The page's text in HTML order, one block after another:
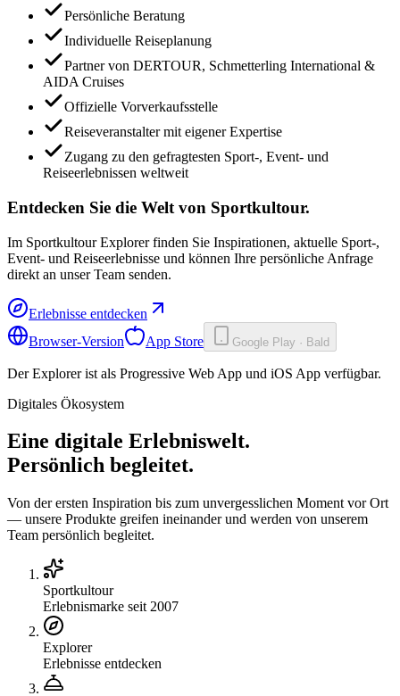
Persönliche Beratung
Individuelle Reiseplanung
Partner von DERTOUR, Schmetterling International &
AIDA Cruises
Offizielle Vorverkaufsstelle
Reiseveranstalter mit eigener Expertise
Zugang zu den gefragtesten Sport-, Event- und
Reiseerlebnissen weltweit
Entdecken Sie die Welt von Sportkultour.
Im Sportkultour Explorer finden Sie Inspirationen, aktuelle Sport-,
Event- und Reiseerlebnisse und können Ihre persönliche Anfrage
direkt an unser Team senden.
Erlebnisse entdecken
Browser-Version
App Store Google Play · Bald
Der Explorer ist als Progressive Web App und iOS App verfügbar.
Digitales Ökosystem
Eine digitale Erlebniswelt.
Persönlich begleitet.
Von der ersten Inspiration bis zum unvergesslichen Moment vor Ort
— unsere Produkte greifen ineinander und werden von unserem
Team persönlich begleitet.
Sportkultour
Erlebnismarke seit 2007
Explorer
Erlebnisse entdecken